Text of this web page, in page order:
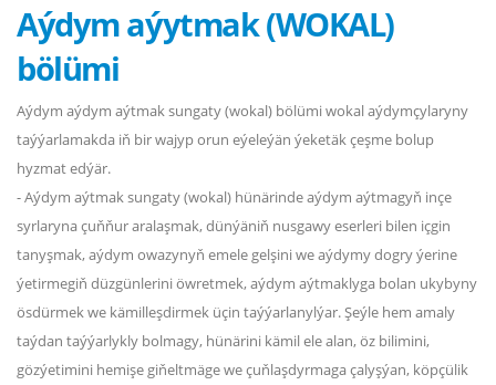
Aýdym aýytmak (WOKAL)
bölümi
Aýdym aýdym aýtmak sungaty (wokal) bölümi wokal aýdymçylaryny
taýýarlamakda iň bir wajyp orun eýeleýän ýeketäk çeşme bolup
hyzmat edýär.
- Aýdym aýtmak sungaty (wokal) hünärinde aýdym aýtmagyň inçe
syrlaryna çuňňur aralaşmak, dünýäniň nusgawy eserleri bilen içgin
tanyşmak, aýdym owazynyň emele gelşini we aýdymy dogry ýerine
ýetirmegiň düzgünlerini öwretmek, aýdym aýtmaklyga bolan ukybyny
ösdürmek we kämilleşdirmek üçin taýýarlanylýar. Şeýle hem amaly
taýdan taýýarlykly bolmagy, hünärini kämil ele alan, öz bilimini,
gözýetimini hemişe giňeltmäge we çuňlaşdyrmaga çalyşýan, köpçülik